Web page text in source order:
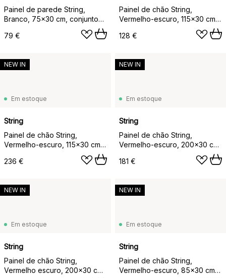
Painel de parede String,
Branco, 75x30 cm, conjunto
79 €
Painel de chão String,
Vermelho-escuro, 115x30 cm,
128 €
Em estoque
String
Painel de chão String,
Vermelho-escuro, 115x30 cm,
236 €
NEW IN
Em estoque
String
Painel de chão String,
Vermelho-escuro, 200x30 cm,
181 €
NEW IN
Em estoque
String
Painel de chão String,
Vermelho escuro, 200x30 cm,
NEW IN
Em estoque
String
Painel de chão String,
Vermelho-escuro, 85x30 cm,
NEW IN